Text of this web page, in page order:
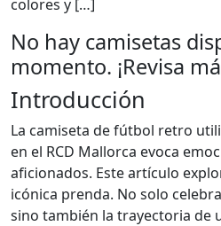
colores y […]
No hay camisetas
momento. ¡Revisa
Introducción
La camiseta de fútbol retro
en el RCD Mallorca evoca
aficionados. Este artículo
icónica prenda. No solo
sino también la trayectoria de